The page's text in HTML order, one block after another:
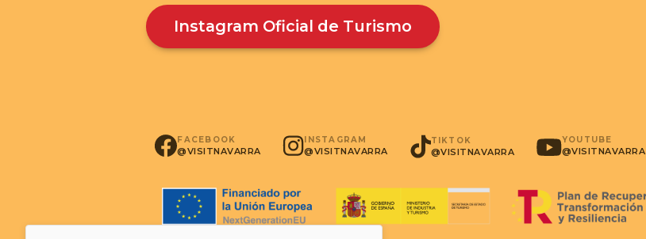
Instagram Oficial de Turismo
FACEBOOK
@VISITNAVARRA
INSTAGRAM
@VISITNAVARRA
TIKTOK
@VISITNAVARRA
YOUTUBE
@VISITNAVARRA